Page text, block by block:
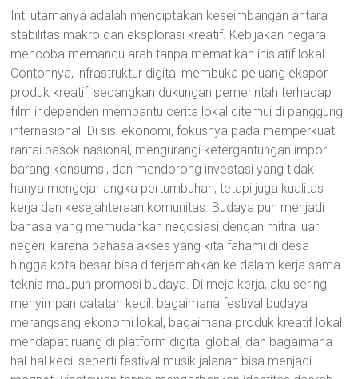
Inti utamanya adalah menciptakan keseimbangan antara
stabilitas makro dan eksplorasi kreatif. Kebijakan negara
mencoba memandu arah tanpa mematikan inisiatif lokal.
Contohnya, infrastruktur digital membuka peluang ekspor
produk kreatif, sedangkan dukungan pemerintah terhadap
film independen membantu cerita lokal ditemui di panggung
internasional. Di sisi ekonomi, fokusnya pada memperkuat
rantai pasok nasional, mengurangi ketergantungan impor
barang konsumsi, dan mendorong investasi yang tidak
hanya mengejar angka pertumbuhan, tetapi juga kualitas
kerja dan kesejahteraan komunitas. Budaya pun menjadi
bahasa yang memudahkan negosiasi dengan mitra luar
negeri, karena bahasa akses yang kita fahami di desa
hingga kota besar bisa diterjemahkan ke dalam kerja sama
teknis maupun promosi budaya. Di meja kerja, aku sering
menyimpan catatan kecil: bagaimana festival budaya
merangsang ekonomi lokal, bagaimana produk kreatif lokal
mendapat ruang di platform digital global, dan bagaimana
hal-hal kecil seperti festival musik jalanan bisa menjadi